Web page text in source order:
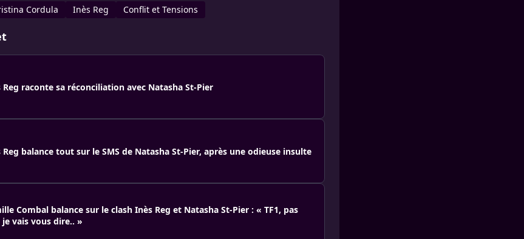
Cordula Inès Reg Conflit et Tensions
Reg raconte sa réconciliation avec Natasha St-Pier
Reg balance tout sur le SMS de Natasha St-Pier, après une odieuse insulte
Combal balance sur le clash Inès Reg et Natasha St-Pier : « TF1, pas
je vais vous dire.. »